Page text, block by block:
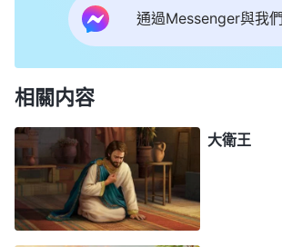
通過Messenger與我
相關内容
大衛王